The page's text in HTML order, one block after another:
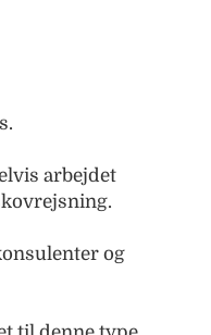
arbejdet
og